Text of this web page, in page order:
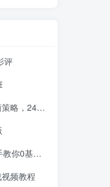
评
节）_电商运营教程
视频课程）
频教程